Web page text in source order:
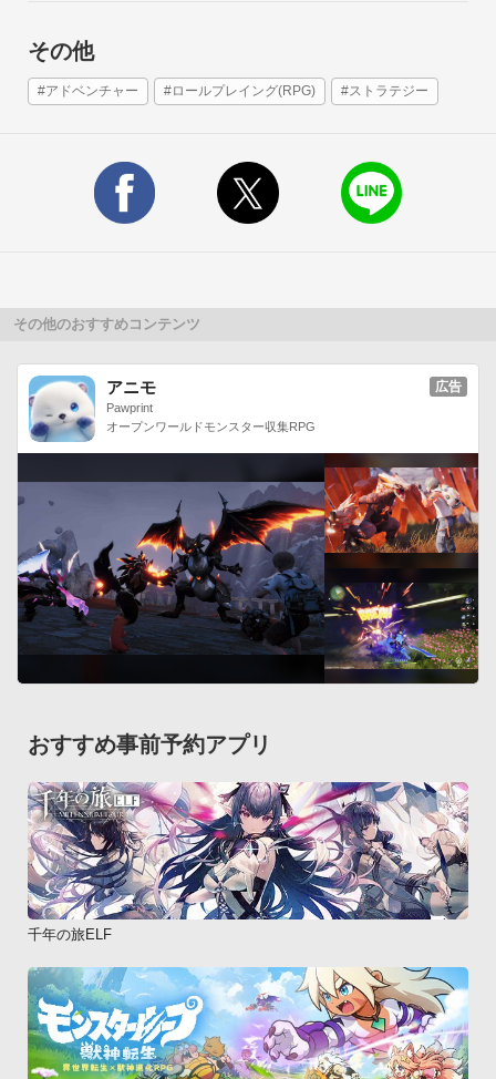
その他
#アドベンチャー #ロールプレイング(RPG) #ストラテジー
その他のおすすめコンテンツ
アニモ
Pawprint
オープンワールドモンスター収集RPG
広告
おすすめ事前予約アプリ
千年の旅ELF